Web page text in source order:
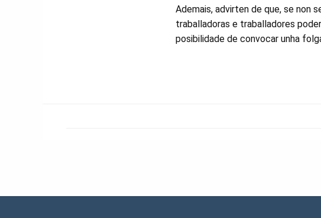
Ademais, advirten de que, se non
traballadoras e traballadores
posibilidade de convocar unha